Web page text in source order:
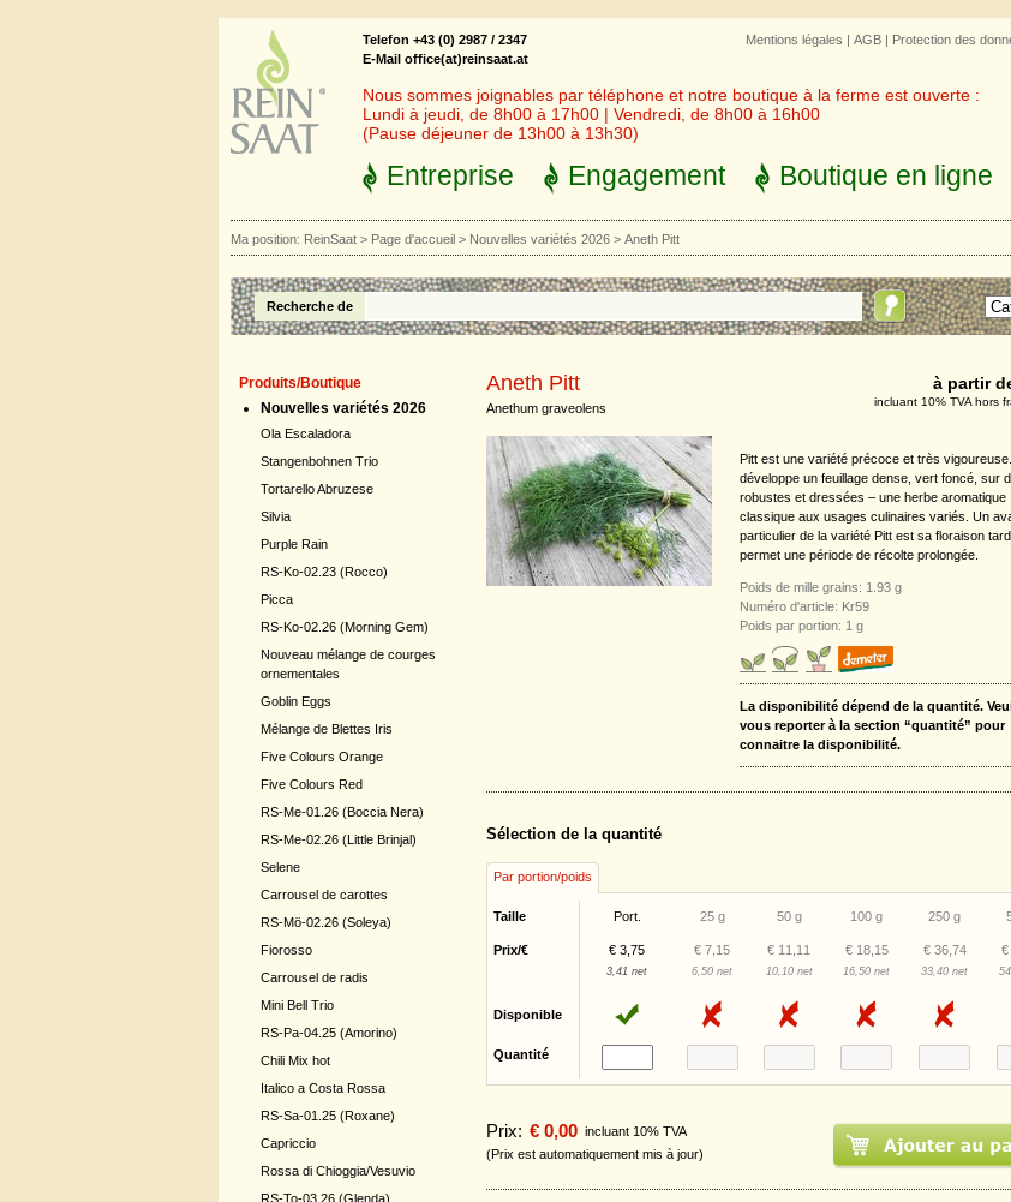
Mentions légales | AGB | Protection des
Telefon +43 (0) 2987 / 2347
E-Mail office(at)reinsaat.at
Nous sommes joignables par téléphone et notre boutique à la ferme est ouverte :
Lundi à jeudi, de 8h00 à 17h00 | Vendredi, de 8h00 à 16h00
(Pause déjeuner de 13h00 à 13h30)
Entreprise Engagement Boutique en ligne
Ma position: ReinSaat > Page d'accueil > Nouvelles variétés 2026 > Aneth Pitt
Recherche de
Produits/Boutique
Nouvelles variétés 2026
Ola Escaladora
Stangenbohnen Trio
Tortarello Abruzese
Silvia
Purple Rain
RS-Ko-02.23 (Rocco)
Picca
RS-Ko-02.26 (Morning Gem)
Nouveau mélange de courges
ornementales
Goblin Eggs
Mélange de Blettes Iris
Five Colours Orange
Five Colours Red
RS-Me-01.26 (Boccia Nera)
RS-Me-02.26 (Little Brinjal)
Selene
Carrousel de carottes
RS-Mö-02.26 (Soleya)
Fiorosso
Carrousel de radis
Mini Bell Trio
RS-Pa-04.25 (Amorino)
Chili Mix hot
Italico a Costa Rossa
RS-Sa-01.25 (Roxane)
Capriccio
Rossa di Chioggia/Vesuvio
RS-To-03.26 (Glenda)
Aneth Pitt
Anethum graveolens
à partir
incluant 10% TVA hors
Pitt est une variété précoce et très
développe un feuillage dense, vert foncé, sur
robustes et dressées – une herbe aromatique
classique aux usages culinaires variés. Un
particulier de la variété Pitt est sa floraison
permet une période de récolte prolongée.
Poids de mille grains: 1.93 g
Numéro d'article: Kr59
Poids par portion: 1 g
La disponibilité dépend de la quantité.
vous reporter à la section “quantité” pour
connaitre la disponibilité.
Sélection de la quantité
Par portion/poids
Taille Port. 25 g 50 g 100 g 250 g
Prix/€ € 3,75 € 7,15 € 11,11 € 18,15 € 36,74 €
3,41 net 6,50 net 10,10 net 16,50 net 33,40 net
Disponible
Quantité
Prix: € 0,00 incluant 10% TVA
(Prix est automatiquement mis à jour)